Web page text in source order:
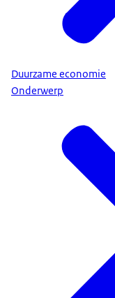
Duurzame economie
Onderwerp